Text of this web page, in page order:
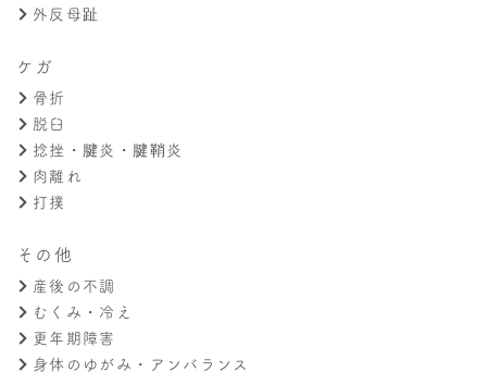
外反母趾
ケガ
骨折
脱臼
捻挫・腱炎・腱鞘炎
肉離れ
打撲
その他
産後の不調
むくみ・冷え
更年期障害
身体のゆがみ・アンバランス